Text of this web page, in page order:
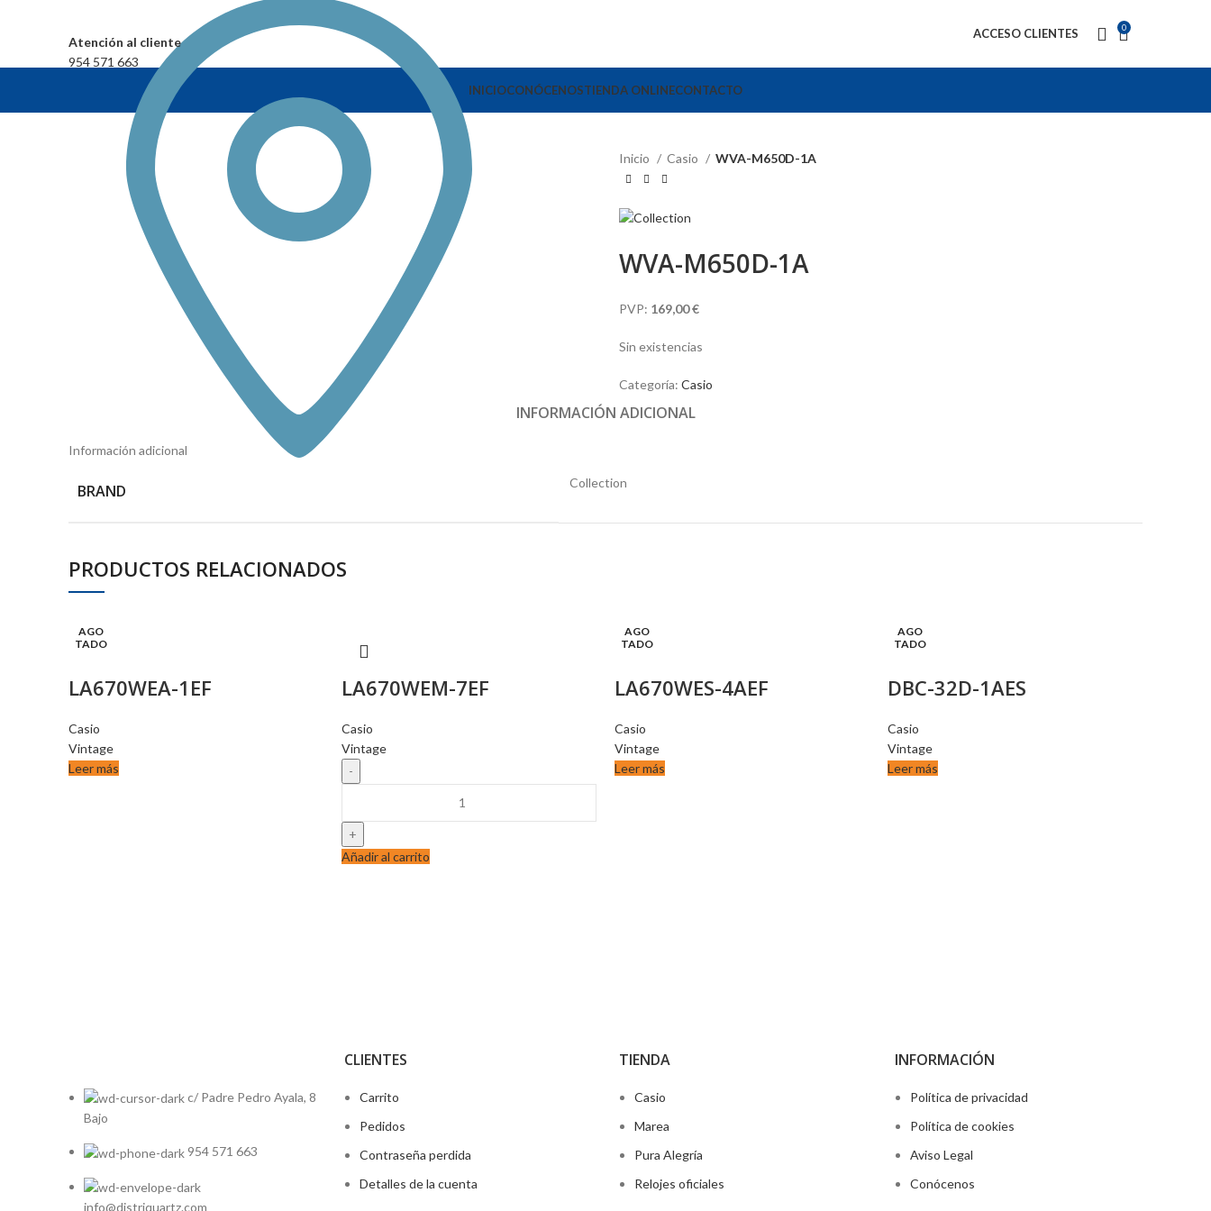
Atención al cliente
954 571 663
ACCESO CLIENTES 0
INICIOCONÓCENOSTIENDA ONLINECONTACTO
AGO
TADO
Haz clic para agrandar
Inicio Casio WVA-M650D-1A
WVA-M650D-1A
PVP: 169,00 €
Sin existencias
Categoría: Casio
INFORMACIÓN ADICIONAL
Información adicional
BRAND Collection
PRODUCTOS RELACIONADOS
AGO
TADO
LA670WEA-1EF
Casio
Vintage
Leer más
LA670WEM-7EF
Casio
Vintage
cantidad
Añadir al carrito
AGO
TADO
LA670WES-4AEF
Casio
Vintage
Leer más
AGO
TADO
DBC-32D-1AES
Casio
Vintage
Leer más
c/ Padre Pedro Ayala, 8
Bajo
954 571 663
info@distriquartz.com
CLIENTES
Carrito
Pedidos
Contraseña perdida
Detalles de la cuenta
TIENDA
Casio
Marea
Pura Alegría
Relojes oficiales
INFORMACIÓN
Política de privacidad
Política de cookies
Aviso Legal
Conócenos